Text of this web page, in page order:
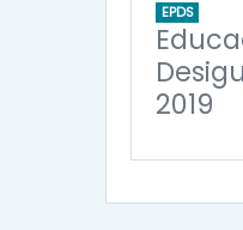
EPDS
2019